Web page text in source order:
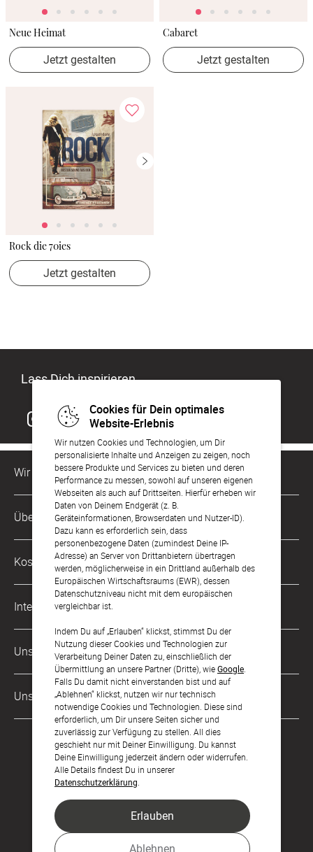
Cookies für Dein optimales
Website-Erlebnis
Wir nutzen Cookies und Technologien, um Dir
personalisierte Inhalte und Anzeigen zu zeigen, noch
bessere Produkte und Services zu bieten und deren
Performance zu messen, sowohl auf unseren eigenen
Webseiten als auch auf Drittseiten. Hierfür erheben wir
Daten von Deinem Endgerät (z. B.
Geräteinformationen, Browserdaten und Nutzer-ID).
Dazu kann es erforderlich sein, dass
personenbezogene Daten (zumindest Deine IP-
Adresse) an Server von Drittanbietern übertragen
werden, möglicherweise in ein Drittland außerhalb des
Europäischen Wirtschaftsraums (EWR), dessen
Datenschutzniveau nicht mit dem europäischen
vergleichbar ist.
Indem Du auf „Erlauben“ klickst, stimmst Du der
Nutzung dieser Cookies und Technologien zur
Verarbeitung Deiner Daten zu, einschließlich der
Übermittlung an unsere Partner (Dritte), wieGoogle
Falls Du damit nicht einverstanden bist und auf
„Ablehnen“ klickst, nutzen wir nur technisch
notwendige Cookies und Technologien. Diese sind
erforderlich, um Dir unsere Seiten sicher und
zuverlässig zur Verfügung zu stellen. All dies
geschieht nur mit Deiner Einwilligung. Du kannst
Deine Einwilligung jederzeit ändern oder widerrufen.
Alle Details findest Du in unserer
Datenschutzerklärung
Ablehnen
Erlauben
Neue Heimat
Jetzt gestalten
Cabaret
Jetzt gestalten
Rock die 70ies
Jetzt gestalten
Lass Dich inspirieren
Wir sind für Dich da
Kundenservice-Hotline
0049 221 956 725 10
Mo. - Fr. von 9 bis 17 Uhr
kontakt@sendmoments.ch
Über Uns
Philosophie
Karriere
Impressum
AGB & Widerrufsrecht
Zahlung & Versand
Datenschutz
LLM's
Kostenlose Services
Musterkarten
Digitale Gästelisten
FAQ & Hilfe
International
Deutschland
Österreich
Frankreich
Unsere Zahlungsarten
Unsere Partner
Feier den Moment.